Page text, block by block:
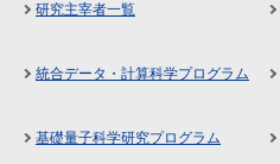
研究主宰者一覧
統合データ・計算科学プログラム
基礎量子科学研究プログラム